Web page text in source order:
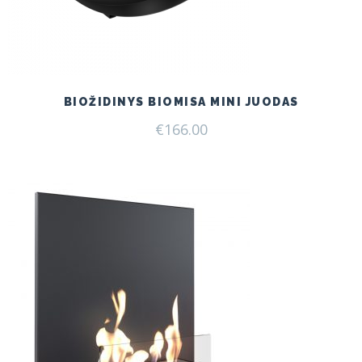
BIOŽIDINYS BIOMISA MINI JUODAS
€166.00